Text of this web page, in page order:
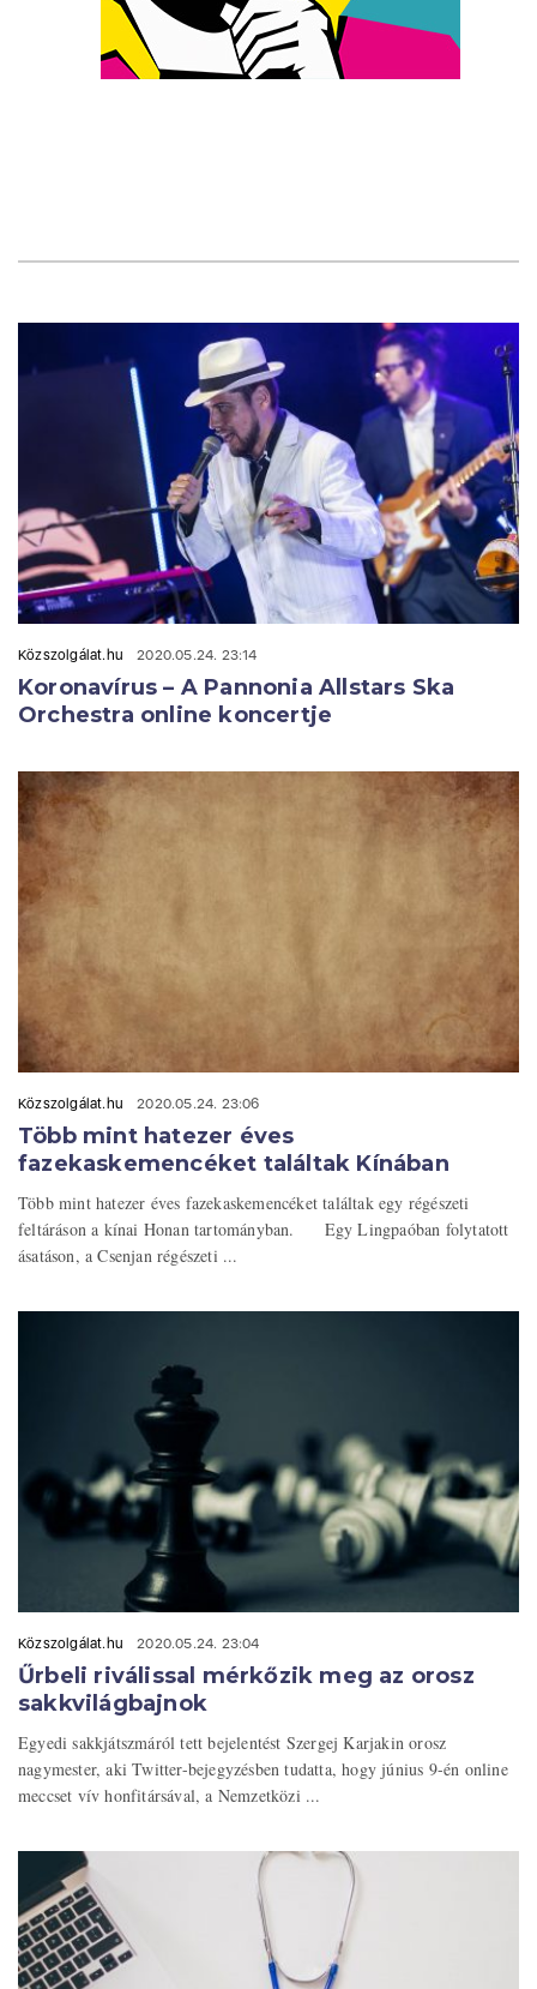
Közszolgálat.hu 2020.05.24. 23:14
Koronavírus – A Pannonia Allstars Ska
Orchestra online koncertje
Közszolgálat.hu 2020.05.24. 23:06
Több mint hatezer éves
fazekaskemencéket találtak Kínában
Több mint hatezer éves fazekaskemencéket találtak egy régészeti
feltáráson a kínai Honan tartományban. Egy Lingpaóban folytatott
ásatáson, a Csenjan régészeti ...
Közszolgálat.hu 2020.05.24. 23:04
Űrbeli riválissal mérkőzik meg az orosz
sakkvilágbajnok
Egyedi sakkjátszmáról tett bejelentést Szergej Karjakin orosz
nagymester, aki Twitter-bejegyzésben tudatta, hogy június 9-én online
meccset vív honfitársával, a Nemzetközi ...